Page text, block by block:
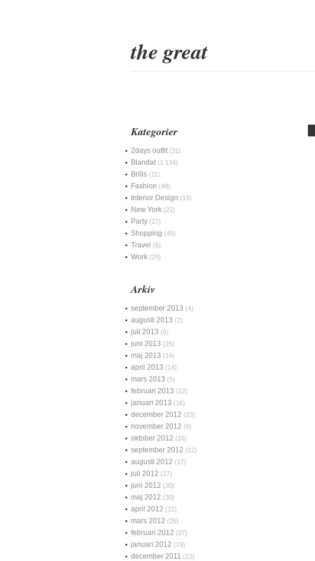
the great
Kategorier
2days outfit (31)
Blandat (1 134)
Brills (11)
Fashion (48)
Interior Design (19)
New York (22)
Party (27)
Shopping (49)
Travel (6)
Work (29)
Arkiv
september 2013 (4)
augusti 2013 (2)
juli 2013 (6)
juni 2013 (25)
maj 2013 (14)
april 2013 (14)
mars 2013 (5)
februari 2013 (12)
januari 2013 (16)
december 2012 (23)
november 2012 (9)
oktober 2012 (16)
september 2012 (12)
augusti 2012 (17)
juli 2012 (27)
juni 2012 (30)
maj 2012 (30)
april 2012 (22)
mars 2012 (25)
februari 2012 (27)
januari 2012 (19)
december 2011 (22)